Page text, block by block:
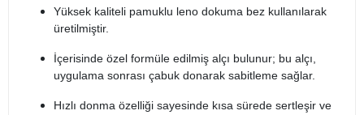
Yüksek kaliteli pamuklu leno dokuma bez kullanılarak
üretilmiştir.
İçerisinde özel formüle edilmiş alçı bulunur; bu alçı,
uygulama sonrası çabuk donarak sabitleme sağlar.
Hızlı donma özelliği sayesinde kısa sürede sertleşir ve